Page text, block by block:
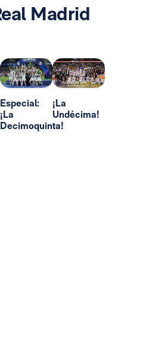
Madrid
Especial:
¡La
Decimoquinta!
¡La
Undécima!